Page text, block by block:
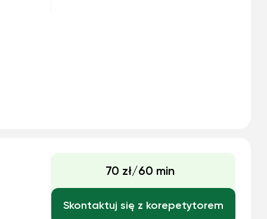
70 zł/60 min
Skontaktuj się z korepetytorem